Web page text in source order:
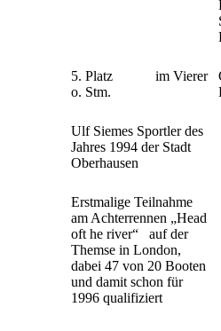
5. Platz im Vierer
o. Stm.
Ulf Siemes Sportler des
Jahres 1994 der Stadt
Oberhausen
Erstmalige Teilnahme
am Achterrennen „Head
oft he river“ auf der
Themse in London,
dabei 47 von 20 Booten
und damit schon für
1996 qualifiziert